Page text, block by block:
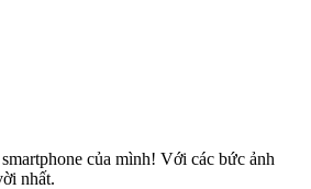
của mình! Với các bức ảnh
nhất.